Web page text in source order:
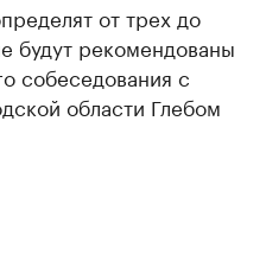
от трех до
будут рекомендованы
собеседования с
области Глебом